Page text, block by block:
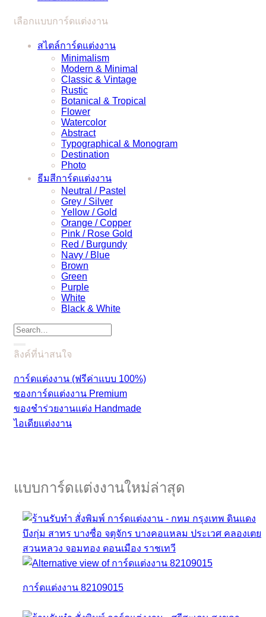
ง่ายๆ
เลือกแบบการ์ดแต่งงาน
สไตล์การ์ดแต่งงาน
Minimalism
Modern & Minimal
Classic & Vintage
Rustic
Botanical & Tropical
Flower
Watercolor
Abstract
Typographical & Monogram
Destination
Photo
ธีมสีการ์ดแต่งงาน
Neutral / Pastel
Grey / Silver
Yellow / Gold
Orange / Copper
Pink / Rose Gold
Red / Burgundy
Navy / Blue
Brown
Green
Purple
White
Black & White
ลิงค์ที่น่าสนใจ
การ์ดแต่งงาน (ฟรีค่าแบบ 100%)
ซองการ์ดแต่งงาน Premium
ของชำร่วยงานแต่ง Handmade
ไอเดียแต่งงาน
แบบการ์ดแต่งงานใหม่ล่าสุด
การ์ดแต่งงาน 82109015